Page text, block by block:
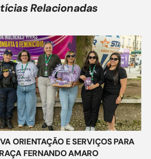
Relacionadas
ORIENTAÇÃO E SERVIÇOS PARA
FERNANDO AMARO